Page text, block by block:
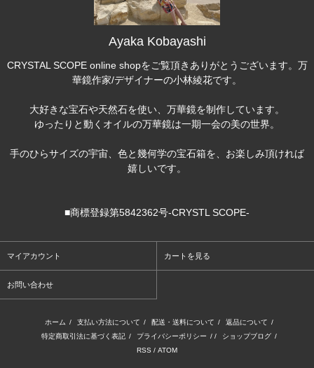
Ayaka Kobayashi
CRYSTAL SCOPE online shopをご覧頂きありがとうございます。万
華鏡作家/デザイナーの小林綾花です。
大好きな宝石や天然石を使い、万華鏡を制作しています。
ゆったりと動くオイルの万華鏡は一期一会の美の世界。
手のひらサイズの宇宙、色と幾何学の宝石箱を、お楽しみ頂ければ
嬉しいです。
■商標登録第5842362号-CRYSTL SCOPE-
マイアカウント カートを見る
お問い合わせ
ホーム / 支払い方法について / 配送・送料について / 返品について /
特定商取引法に基づく表記 / プライバシーポリシー / / ショップブログ /
RSS / ATOM